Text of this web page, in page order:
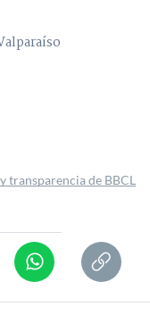
transparencia de BBCL